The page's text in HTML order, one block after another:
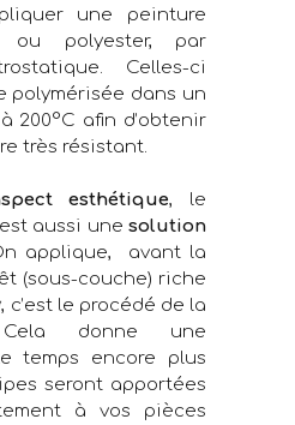
une peinture
ou polyester, par
Celles-ci
polymérisée dans un
200°C afin d’obtenir
très résistant.
esthétique, le
aussi une solution
applique, avant la
(sous-couche) riche
c’est le procédé de la
Cela donne une
temps encore plus
seront apportées
à vos pièces